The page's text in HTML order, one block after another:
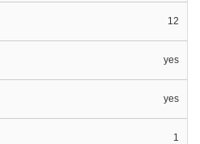
12
yes
yes
1